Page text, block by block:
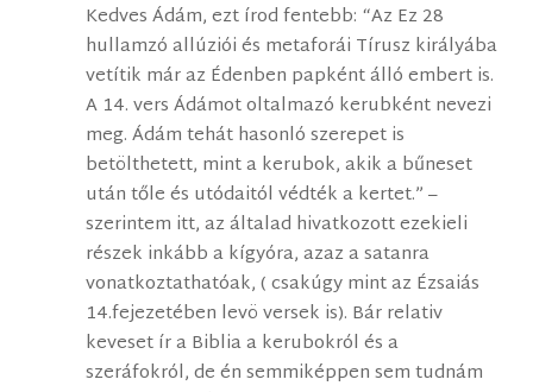
Kedves Ádám, ezt írod fentebb: “Az Ez 28
hullamzó allúziói és metaforái Tírusz királyába
vetítik már az Édenben papként álló embert is.
A 14. vers Ádámot oltalmazó kerubként nevezi
meg. Ádám tehát hasonló szerepet is
betölthetett, mint a kerubok, akik a bűneset
után tőle és utódaitól védték a kertet.” –
szerintem itt, az általad hivatkozott ezekieli
részek inkább a kígyóra, azaz a satanra
vonatkoztathatóak, ( csakúgy mint az Ézsaiás
14.fejezetében levö versek is). Bár relativ
keveset ír a Biblia a kerubokról és a
szeráfokról, de én semmiképpen sem tudnám